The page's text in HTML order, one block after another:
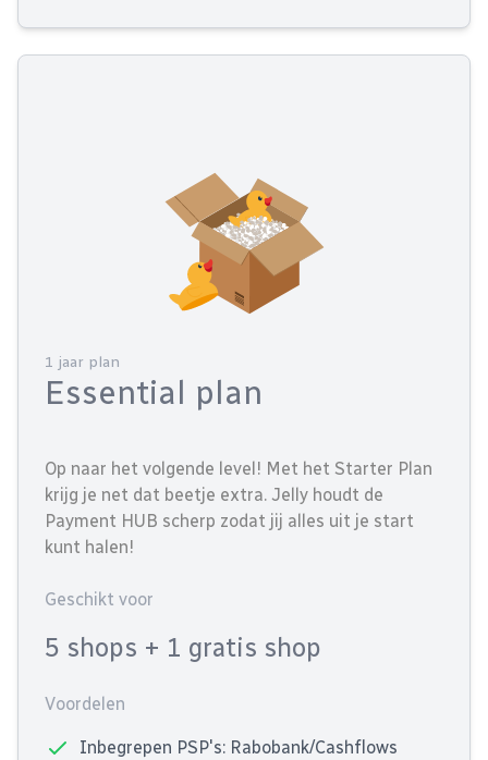
1 jaar plan
Essential plan
Op naar het volgende level! Met het Starter Plan
krijg je net dat beetje extra. Jelly houdt de
Payment HUB scherp zodat jij alles uit je start
kunt halen!
Geschikt voor
5 shops + 1 gratis shop
Voordelen
Inbegrepen PSP's: Rabobank/Cashflows